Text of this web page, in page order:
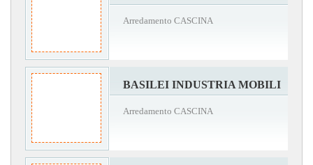
Arredamento CASCINA
BASILEI INDUSTRIA MOBILI
Arredamento CASCINA